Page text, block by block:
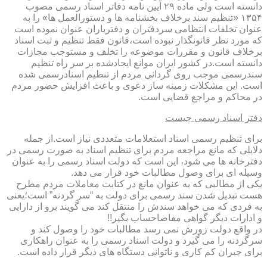
دانسته است ولی ماده ۲۹ آیین نامه دفاتر اسناد رسمی مصوب
۱۳۵۴ «تنظیم سند برخلاف بخشنامه ها و دستورالعمل ها» را به
عنوان تخلفات انتظامی سردفتران و دفتریاران عنوان نموده است
که مورد نظر قانونگذار نبوده است،قانون فقط تنظیم و ثبت اسناد
برخلاف قانون و مقررات موضوعه را تخلف و مستوجب مجازات
دانسته است.در کشور ایران موانع ایجادشده بر سر راه تنظیم
سندرسمی موجب روی گردانی مردم از تنظیم اسنادرسمی شده
است. این مشکلات زمینه ساز دعوی و باعث افزایش حضور مردم
در محاکم و مراجع قضایی است.
دفتر اسناد رسمی چیست
برای تنظیم رسمی اسناد استعلامات متعددی نیاز است.از جمله
دلایلی که مانع مراجعه مردم برای تنظیم اسناد به صورت رسمی در
دفترخانه ها می شود، این است که دولت اسناد رسمی را به عنوان
وسیله ای برای وصول مطالبات خود قرار می دهد.
یکی از مطالبی که به عنوان مانع در کتابت معاملات مردم مطرح
هست تبدیل شدن سند رسمی برای دولت به “سر گردنه” است؛یعنی
به فردی که می خواهد سندش را منتقل کند می گویند برو از دارایی
و ادارات دیگر گواهی مفاصاحساب بگیر!!
در واقع دولت زورش نمی رسد مطالبات خود را وصول کند و
سرگردنه را می گیرد و دولت اسناد رسمی را به عنوان راهکاری
برای جبران کم کاری و ناتوانی دستگاه های دیگر قرار داده است.